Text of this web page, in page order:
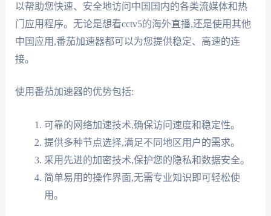
以帮助您快速、安全地访问中国国内的各类流媒体和热
门应用程序。无论是想看cctv5的海外直播,还是使用其他
中国应用,番茄加速器都可以为您提供稳定、高速的连
接。
使用番茄加速器的优势包括:
可靠的网络加速技术,确保访问速度和稳定性。
提供多种节点选择,满足不同地区用户的需求。
采用先进的加密技术,保护您的隐私和数据安全。
简单易用的操作界面,无需专业知识即可轻松使
用。